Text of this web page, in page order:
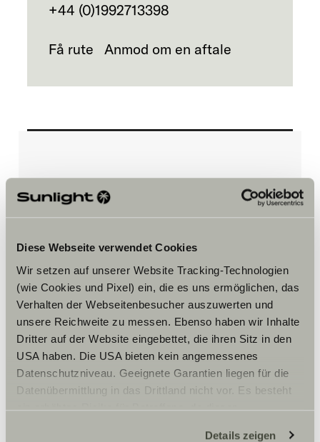
Diese Webseite verwendet Cookies
Wir setzen auf unserer Website Tracking-Technologien
(wie Cookies und Pixel) ein, die es uns ermöglichen, das
Verhalten der Webseitenbesucher auszuwerten und
unsere Reichweite zu messen. Ebenso haben wir Inhalte
Dritter auf der Website eingebettet, die ihren Sitz in den
USA haben. Die USA bieten kein angemessenes
Datenschutzniveau. Geeignete Garantien liegen für die
Datenübermittlung in das Drittland nicht vor. Es besteht
ein erhöhtes Risiko für Betroffene, da diesen
Details zeigen
+44 (0)1992713398
Få rute Anmod om en aftale
Åbningstider
Accepter venligst
marketingcookies for at se
indholdet.
Cookie-indstillinger